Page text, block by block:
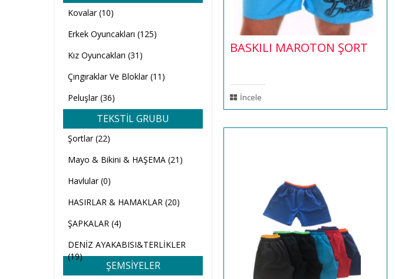
Kovalar (10)
Erkek Oyuncakları (125)
Kız Oyuncakları (31)
Çıngıraklar Ve Bloklar (11)
Peluşlar (36)
TEKSTİL GRUBU
Şortlar (22)
Mayo & Bikini & HAŞEMA (21)
Havlular (0)
HASIRLAR & HAMAKLAR (20)
ŞAPKALAR (4)
DENİZ AYAKABISI&TERLİKLER
(19)
ŞEMSİYELER
BASKILI MAROTON ŞORT
İncele